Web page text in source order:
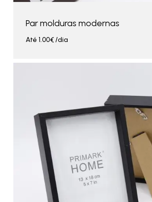
Par molduras modernas
Até 1.00€/dia